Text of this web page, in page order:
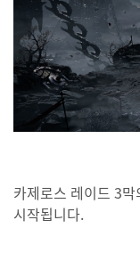
카제로스 레이드 3
시작됩니다.